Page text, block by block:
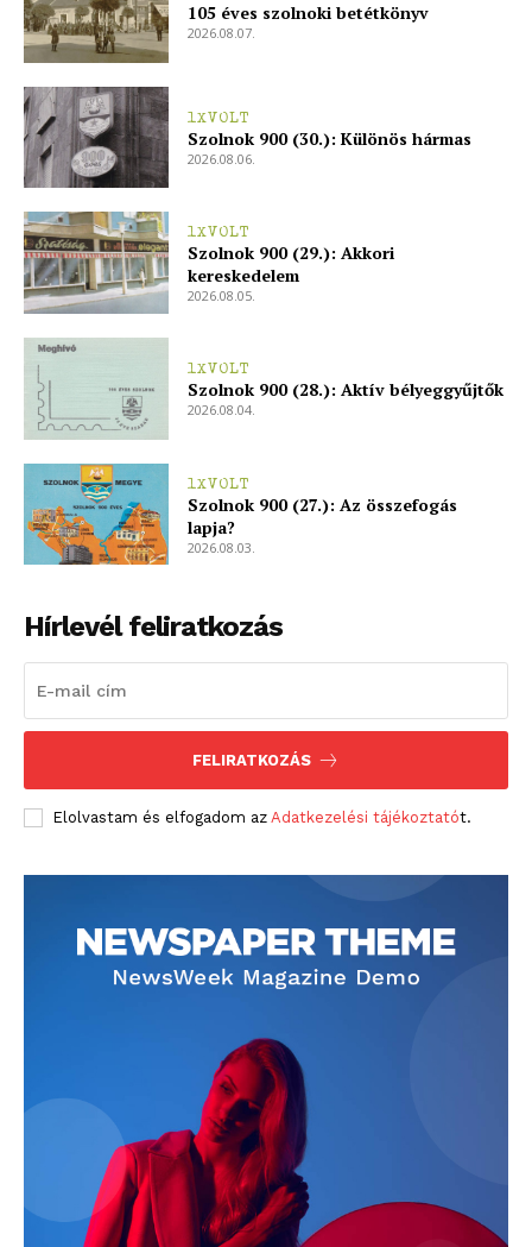
ELŐFIZETÉS
Hasznos
Előfizetés
Kapcsolat
Adatkezelési tájékoztató
105 éves szolnoki betétkönyv
2026.08.07.
1XVOLT
Szolnok 900 (30.): Különös hármas
2026.08.06.
1XVOLT
Szolnok 900 (29.): Akkori
kereskedelem
2026.08.05.
1XVOLT
Szolnok 900 (28.): Aktív bélyeggyűjtők
2026.08.04.
1XVOLT
Szolnok 900 (27.): Az összefogás
lapja?
2026.08.03.
Hírlevél feliratkozás
FELIRATKOZÁS
Elolvastam és elfogadom az Adatkezelési tájékoztatót.